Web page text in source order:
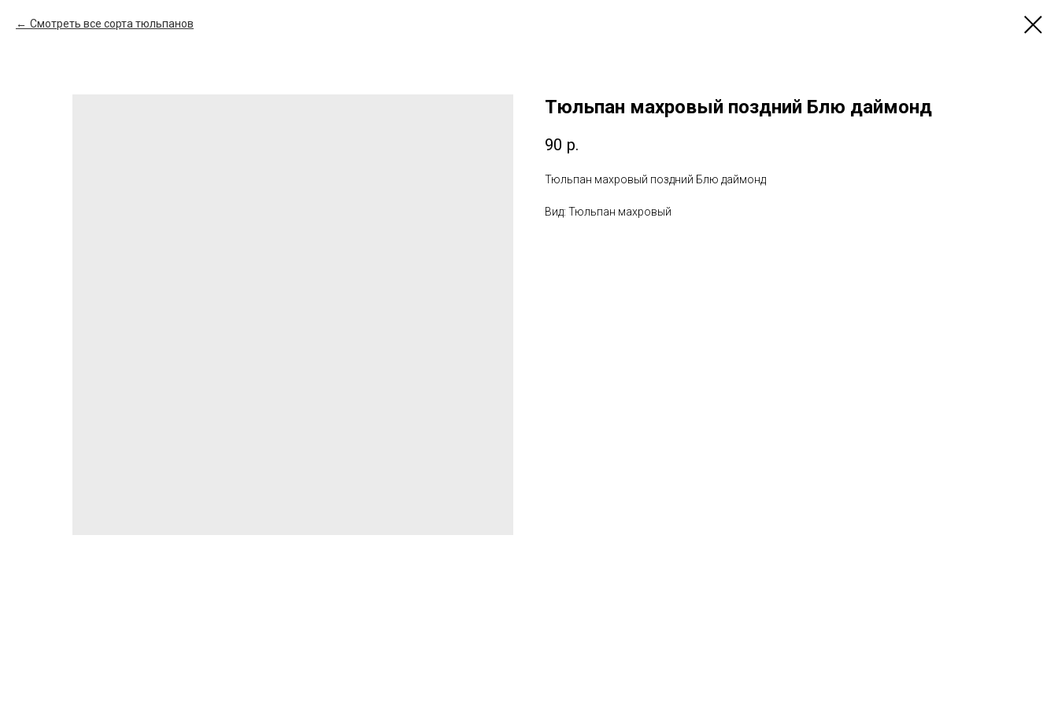
Смотреть все сорта тюльпанов
Тюльпан махровый поздний Блю даймонд
90 р.
Тюльпан махровый поздний Блю даймонд
Вид: Тюльпан махровый